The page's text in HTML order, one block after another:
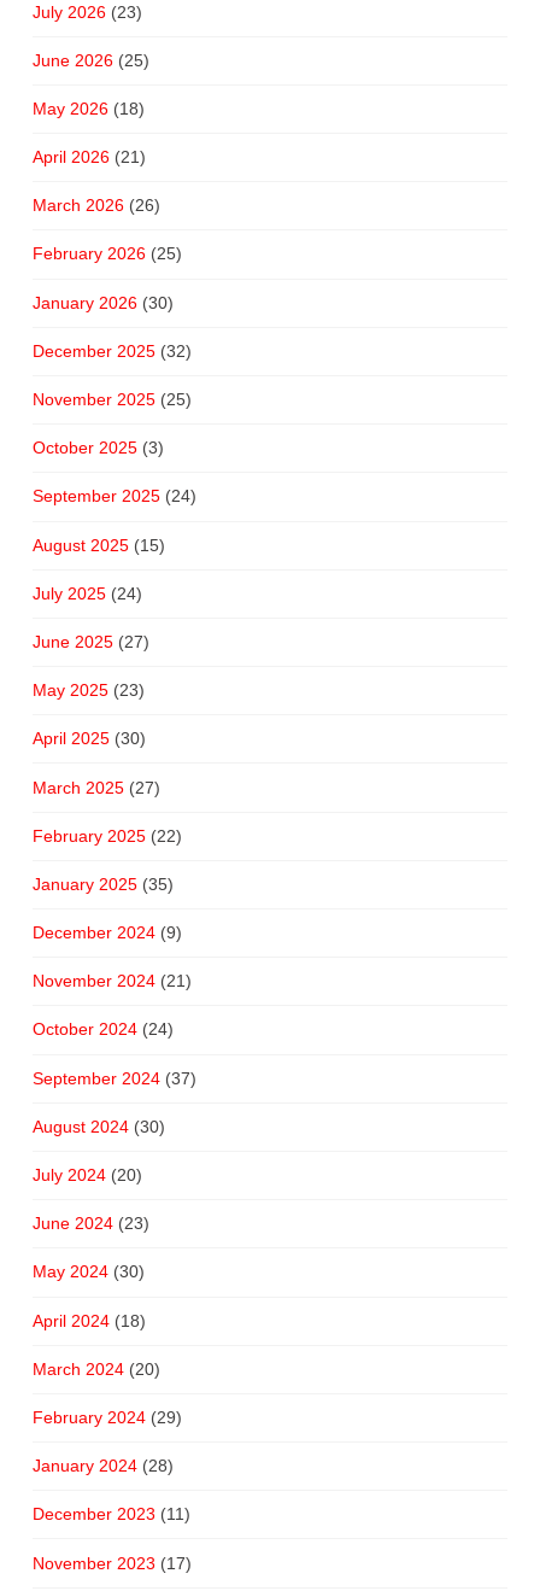
July 2026(23)
June 2026(25)
May 2026(18)
April 2026(21)
March 2026(26)
February 2026(25)
January 2026(30)
December 2025(32)
November 2025(25)
October 2025(3)
September 2025(24)
August 2025(15)
July 2025(24)
June 2025(27)
May 2025(23)
April 2025(30)
March 2025(27)
February 2025(22)
January 2025(35)
December 2024(9)
November 2024(21)
October 2024(24)
September 2024(37)
August 2024(30)
July 2024(20)
June 2024(23)
May 2024(30)
April 2024(18)
March 2024(20)
February 2024(29)
January 2024(28)
December 2023 (11)
November 2023 (17)